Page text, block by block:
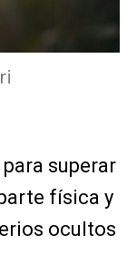
superar
física y
ocultos